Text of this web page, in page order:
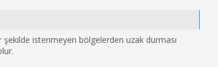
istenmeyen bölgelerden uzak durması